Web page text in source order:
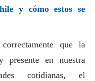
y cómo estos se
que la
presente en nuestra
cotidianas, el